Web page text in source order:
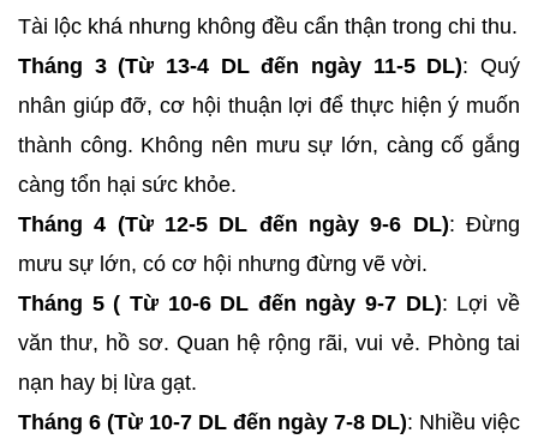
Tài lộc khá nhưng không đều cẩn thận trong chi thu.
Tháng 3 (Từ 13-4 DL đến ngày 11-5 DL): Quý
nhân giúp đỡ, cơ hội thuận lợi để thực hiện ý muốn
thành công. Không nên mưu sự lớn, càng cố gắng
càng tổn hại sức khỏe.
Tháng 4 (Từ 12-5 DL đến ngày 9-6 DL): Đừng
mưu sự lớn, có cơ hội nhưng đừng vẽ vời.
Tháng 5 ( Từ 10-6 DL đến ngày 9-7 DL): Lợi về
văn thư, hồ sơ. Quan hệ rộng rãi, vui vẻ. Phòng tai
nạn hay bị lừa gạt.
Tháng 6 (Từ 10-7 DL đến ngày 7-8 DL): Nhiều việc